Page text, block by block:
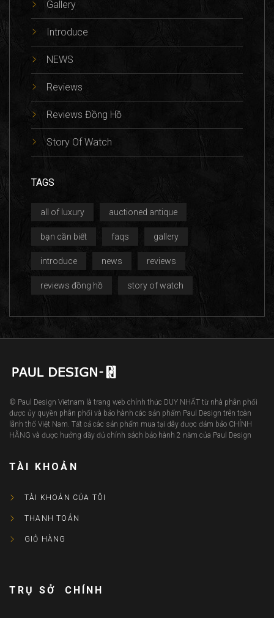
Gallery
Introduce
NEWS
Reviews
Reviews Đồng Hồ
Story Of Watch
TAGS
all of luxury auctioned antique
bạn cần biết faqs gallery
introduce news reviews
reviews đồng hồ story of watch
© Paul Design Vietnam là trang web chính thức DUY NHẤT từ nhà phân phối
được ủy quyền phân phối và bảo hành các sản phẩm Paul Design trên toàn
lãnh thổ Việt Nam. Tất cả các sản phẩm mua tại đây được đảm bảo CHÍNH
HÃNG và được hưởng đầy đủ chính sách bảo hành 2 năm của Paul Design
TÀI KHOẢN
TÀI KHOẢN CỦA TÔI
THANH TOÁN
GIỎ HÀNG
TRỤ SỞ CHÍNH